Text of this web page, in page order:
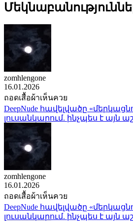
zomhlengone
16.01.2026
ถอดเสื้อผ้าเห็นควย
DeepNude հավելվածը
լուսանկարում. ինչպես է այն
zomhlengone
16.01.2026
ถอดเสื้อผ้าเห็นควย
DeepNude հավելվածը
լուսանկարում. ինչպես է այն